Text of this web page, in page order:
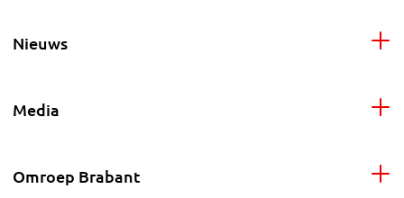
Nieuws
Media
Omroep Brabant